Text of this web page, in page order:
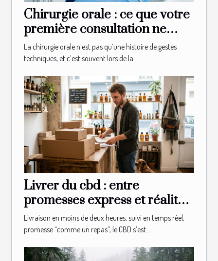
Chirurgie orale : ce que votre
première consultation ne
vous révélera jamais
La chirurgie orale n’est pas qu’une histoire de gestes
techniques, et c’est souvent lors de la...
Livrer du cbd : entre
promesses express et réalité
logistique en boutique
Livraison en moins de deux heures, suivi en temps réel,
promesse “comme un repas”, le CBD s’est...